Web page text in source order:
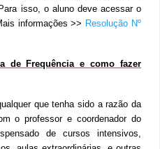
isso, o aluno deve acessar o
informações >> Resolução Nº
de Frequência e como fazer
que tenha sido a razão da
o professor e coordenador do
de cursos intensivos,